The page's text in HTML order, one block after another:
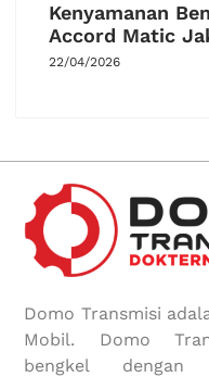
Kenyamanan
Accord Matic
22/04/2026
Domo Transmisi
Mobil. Domo
bengkel dengan